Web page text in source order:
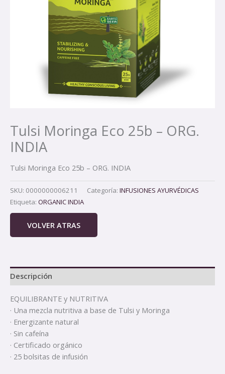
Tulsi Moringa Eco 25b – ORG.
INDIA
Tulsi Moringa Eco 25b – ORG. INDIA
SKU: 0000000006211 Categoría: INFUSIONES AYURVÉDICAS
Etiqueta: ORGANIC INDIA
VOLVER ATRAS
Descripción
EQUILIBRANTE y NUTRITIVA
· Una mezcla nutritiva a base de Tulsi y Moringa
· Energizante natural
· Sin cafeína
· Certificado orgánico
· 25 bolsitas de infusión